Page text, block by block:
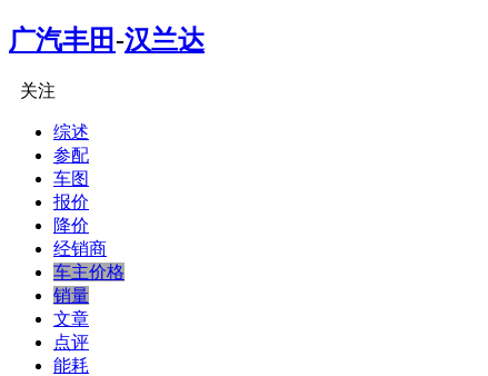
广汽丰田-汉兰达
关注
综述
参配
车图
报价
降价
经销商
车主价格
销量
文章
点评
能耗